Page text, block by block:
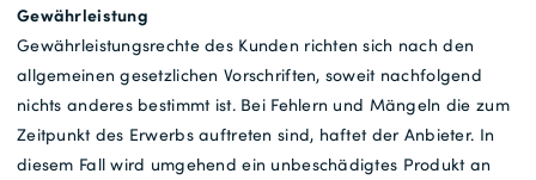
Gewährleistung
Gewährleistungsrechte des Kunden richten sich nach den
allgemeinen gesetzlichen Vorschriften, soweit nachfolgend
nichts anderes bestimmt ist. Bei Fehlern und Mängeln die zum
Zeitpunkt des Erwerbs auftreten sind, haftet der Anbieter. In
diesem Fall wird umgehend ein unbeschädigtes Produkt an